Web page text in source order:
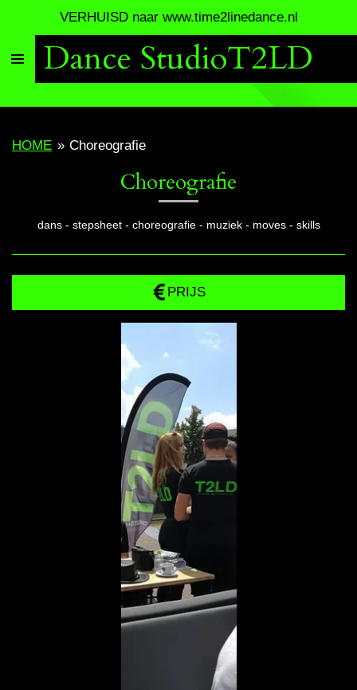
direct
naar
hoofdinhoud
Dance StudioT2LD
VERHUISD naar www.time2linedance.nl
HOME » Choreografie
Choreografie
dans - stepsheet - choreografie - muziek - moves - skills
PRIJS